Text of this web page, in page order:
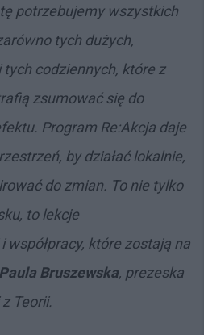
potrzebujemy wszystkich
tych dużych,
codziennych, które z
zsumować się do
Program Re:Akcja daje
by działać lokalnie,
do zmian. To nie tylko
to lekcje
współpracy, które zostają na
Paula Bruszewska, prezeska
Teorii.